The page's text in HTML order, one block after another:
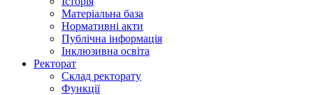
Матеріальна база
Нормативні акти
Публічна інформація
Інклюзивна освіта
Ректорат
Склад ректорату
Функції